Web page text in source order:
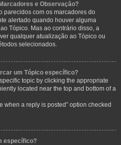
e Observação?
parecidos com os marcadores do
alertado quando houver alguma
Tópico. Mas ao contrário disso, a
qualquer atualização ao Tópico ou
selecionados.
um Tópico específico?
topic by clicking the appropriate
located near the top and bottom of a
when a reply is posted” option checked
específico?